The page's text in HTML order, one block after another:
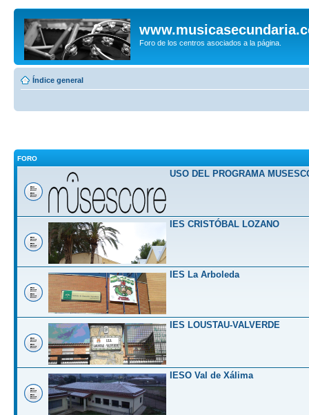
Foro de los centros asociados a la página.
Índice general
FORO
USO DEL PROGRAMA
IES CRISTÓBAL LOZANO
IES La Arboleda
IES LOUSTAU-VALVERDE
IESO Val de Xálima